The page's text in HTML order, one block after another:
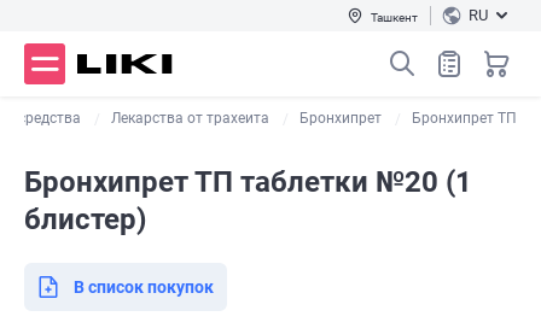
Ташкент RU
средства Лекарства от трахеита Бронхипрет Бронхипрет ТП
Бронхипрет ТП таблетки №20 (1
блистер)
В список покупок